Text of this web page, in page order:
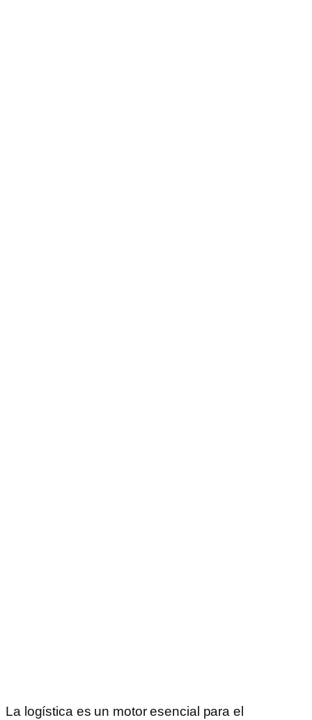
La logística es un motor esencial para el